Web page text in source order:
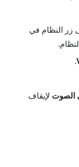
زر النظام في
.
.
الصوت لإيقاف